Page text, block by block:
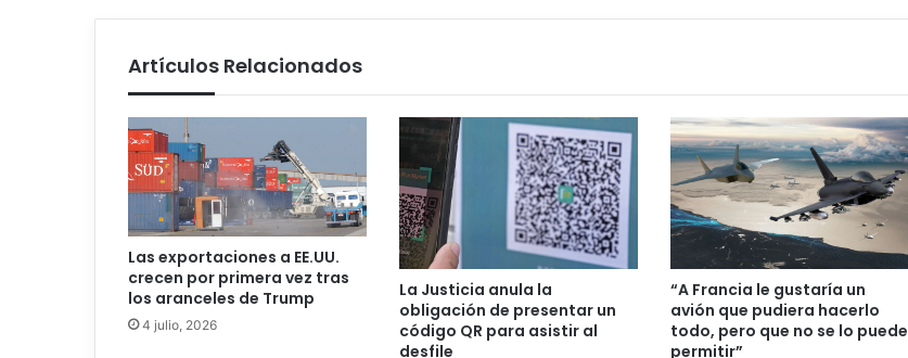
Artículos Relacionados
Las exportaciones a EE.UU.
crecen por primera vez tras
los aranceles de Trump
4 julio, 2026
La Justicia anula la
obligación de presentar un
código QR para asistir al
desfile
“A Francia le gustaría un
avión que pudiera hacerlo
todo, pero que no se lo puede
permitir”